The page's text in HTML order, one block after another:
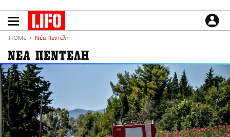
το
ΕΙΔΗΣΕΙΣ
CULTURE
ΑΠΟΨΕΙΣ
ΤΡΟΠΟΣ ΖΩΗΣ
PODCASTS
Plus
HOME Νέα Πεντέλη
ΝΕΑ ΠΕΝΤΕΛΗ